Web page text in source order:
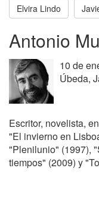
Elvira Lindo
Antonio
10 de
Úbeda,
Escritor, novelista,
"El invierno en
"Plenilunio" (1997),
tiempos" (2009) y